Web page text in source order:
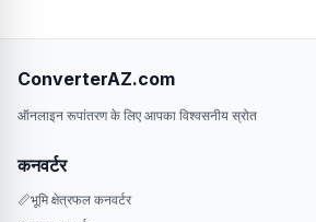
ConverterAZ.com
ऑनलाइन रूपांतरण के लिए आपका विश्वसनीय स्रोत
कनवर्टर
📏भूमि क्षेत्रफल कनवर्टर